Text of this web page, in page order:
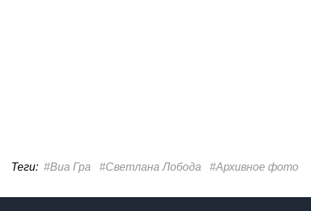
Теги: #Виа Гра #Светлана Лобода #Архивное фото